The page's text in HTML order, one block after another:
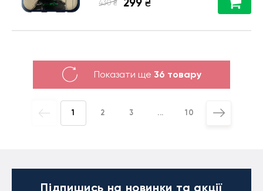
430 ₴ 299 ₴
Показати ще 36 товару
1 2 3 ... 10
Підпишись на новинки та акції